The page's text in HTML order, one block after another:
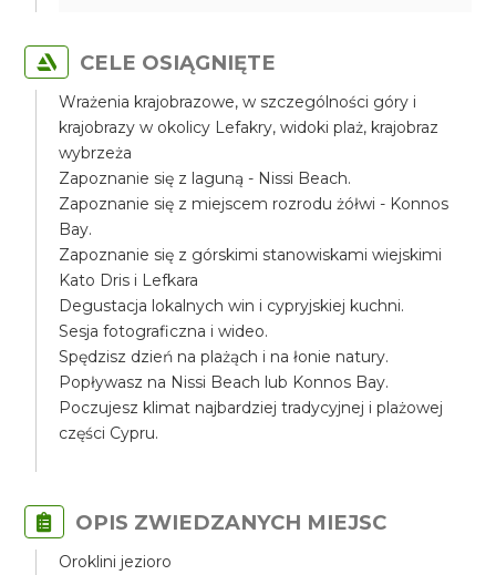
CELE OSIĄGNIĘTE
Wrażenia krajobrazowe, w szczególności góry i
krajobrazy w okolicy Lefakry, widoki plaż, krajobraz
wybrzeża
Zapoznanie się z laguną - Nissi Beach.
Zapoznanie się z miejscem rozrodu żółwi - Konnos
Bay.
Zapoznanie się z górskimi stanowiskami wiejskimi
Kato Dris i Lefkara
Degustacja lokalnych win i cypryjskiej kuchni.
Sesja fotograficzna i wideo.
Spędzisz dzień na plażąch i na łonie natury.
Popływasz na Nissi Beach lub Konnos Bay.
Poczujesz klimat najbardziej tradycyjnej i plażowej
części Cypru.
OPIS ZWIEDZANYCH MIEJSC
Oroklini jezioro